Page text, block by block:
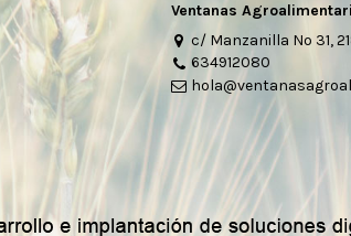
Ventanas
c/ Manzanilla Nº 31,
634912080